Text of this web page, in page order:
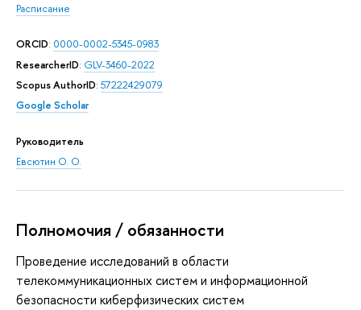
Расписание
ORCID: 0000-0002-5345-0983
ResearcherID: GLV-3460-2022
Scopus AuthorID: 57222429079
Google Scholar
Руководитель
Евсютин О. О.
Полномочия / обязанности
Проведение исследований в области
телекоммуникационных систем и информационной
безопасности киберфизических систем